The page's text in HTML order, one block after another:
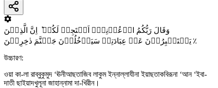
وَقَالَ رَبُّکُمُ ادۡعُوۡنِیۡۤ اَسۡتَجِبۡ لَکُمۡ ؕ اِنَّ الَّذِیۡنَ
یَسۡتَکۡبِرُوۡنَ عَنۡ عِبَادَتِیۡ سَیَدۡخُلُوۡنَ جَہَنَّمَ دٰخِرِیۡنَ ٪
উচ্চারণ:
ওয়া কা-লা রাব্বুকুমুদ ‘ঊনীআছতাজিব লাকুম ইন্নাল্লাযীনা ইয়াছতাকবিরূনা ‘আন ‘ইবা-
দাতী ছাইয়াদখুলূনা জাহান্নামা দা-খিরীন।